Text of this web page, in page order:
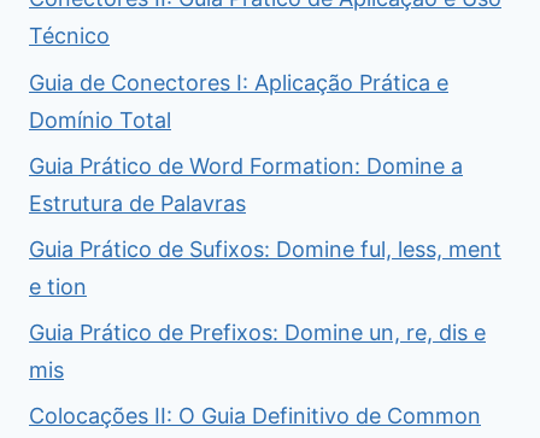
Técnico
Guia de Conectores I: Aplicação Prática e
Domínio Total
Guia Prático de Word Formation: Domine a
Estrutura de Palavras
Guia Prático de Sufixos: Domine ful, less, ment
e tion
Guia Prático de Prefixos: Domine un, re, dis e
mis
Colocações II: O Guia Definitivo de Common